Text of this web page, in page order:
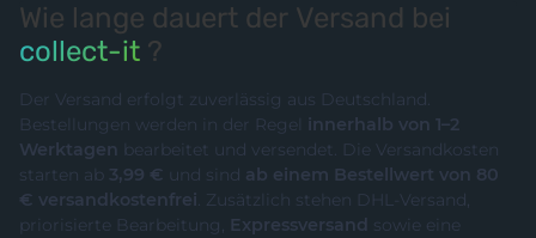
Wie lange dauert der Versand bei
collect-it ?
Der Versand erfolgt zuverlässig aus Deutschland.
Bestellungen werden in der Regel innerhalb von 1–2
Werktagen bearbeitet und versendet. Die Versandkosten
starten ab 3,99 € und sind ab einem Bestellwert von 80
€ versandkostenfrei. Zusätzlich stehen DHL-Versand,
priorisierte Bearbeitung, Expressversand sowie eine